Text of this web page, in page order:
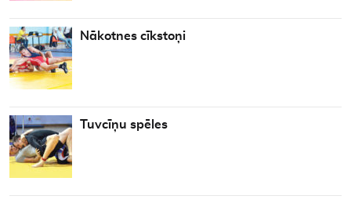
Nākotnes cīkstoņi
Tuvcīņu spēles